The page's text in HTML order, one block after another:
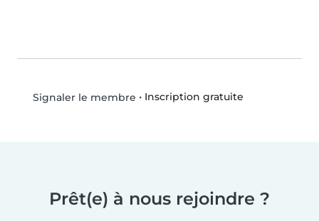
Signaler le membre • Inscription gratuite
Prêt(e) à nous rejoindre ?